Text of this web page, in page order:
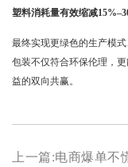
塑料消耗量有效缩减
最终实现更绿色的生产模
包装不仅符合环保伦理，
益的双向共赢。
上一篇:电商爆单不